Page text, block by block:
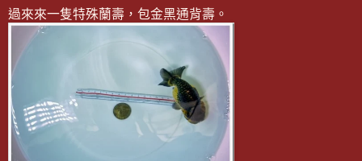
過來來一隻特殊蘭壽，包金黑通背壽。